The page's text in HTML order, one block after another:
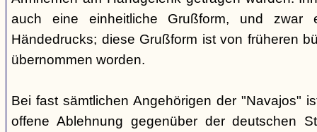
auch eine einheitliche Grußform, und zwar
Händedrucks; diese Grußform ist von früheren
übernommen worden.
Bei fast sämtlichen Angehörigen der "Navajos"
offene Ablehnung gegenüber der deutschen